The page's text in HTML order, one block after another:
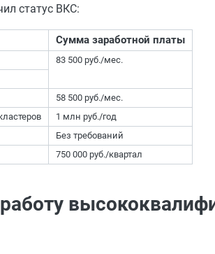
статус ВКС:
Сумма заработной платы
83 500 руб./мес.
58 500 руб./мес.
1 млн руб./год
Без требований
750 000 руб./квартал